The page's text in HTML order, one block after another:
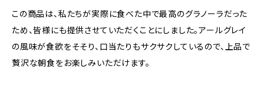
この商品は、私たちが実際に食べた中で最高のグラノーラだった
ため、皆様にも提供させていただくことにしました。アールグレイ
の風味が食欲をそそり、口当たりもサクサクしているので、上品で
贅沢な朝食をお楽しみいただけます。